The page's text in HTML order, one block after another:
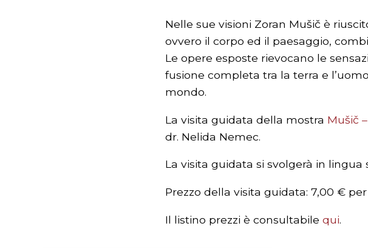
Nelle sue visioni Zoran Mušič è
ovvero il corpo ed il paesaggio,
Le opere esposte rievocano le
fusione completa tra la terra e
mondo.
La visita guidata della mostra Mušič
dr. Nelida Nemec.
La visita guidata si svolgerà in lingua
Prezzo della visita guidata: 7,00 €
Il listino prezzi è consultabile qui.